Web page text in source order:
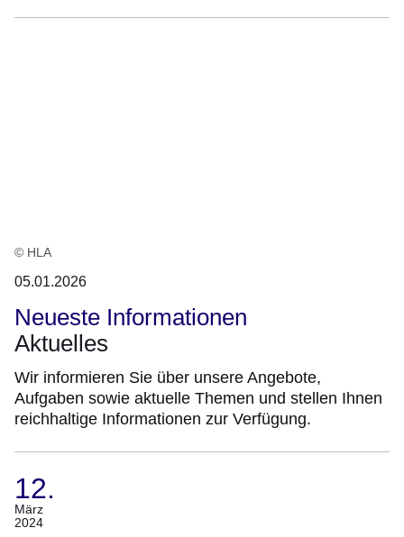
© HLA
05.01.2026
Neueste Informationen
Aktuelles
Wir informieren Sie über unsere Angebote,
Aufgaben sowie aktuelle Themen und stellen Ihnen
reichhaltige Informationen zur Verfügung.
12.
März
2024
(Termin:
12.